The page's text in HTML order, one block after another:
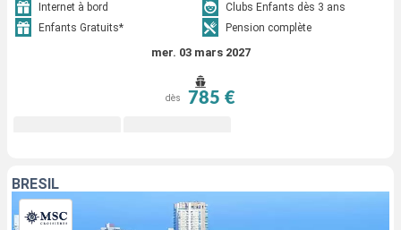
Internet à bord
Clubs Enfants dès 3 ans
Enfants Gratuits*
Pension complète
mer. 03 mars 2027
dès 785 €
BRÉSIL